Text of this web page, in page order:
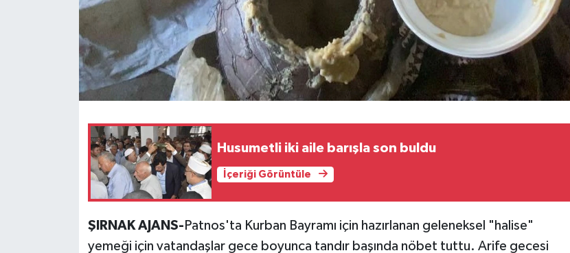
Husumetli iki aile barışla son buldu
İçeriği Görüntüle
ŞIRNAK AJANS- Patnos'ta Kurban Bayramı için hazırlanan geleneksel "halise"
yemeği için vatandaşlar gece boyunca tandır başında nöbet tuttu. Arife gecesi